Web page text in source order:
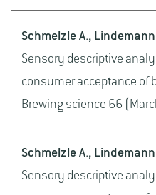
Schmelzle A.,
Sensory descriptive
consumer acceptance of
Brewing science 66
Schmelzle A.,
Sensory descriptive